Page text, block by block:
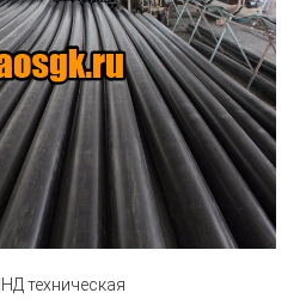
техническая